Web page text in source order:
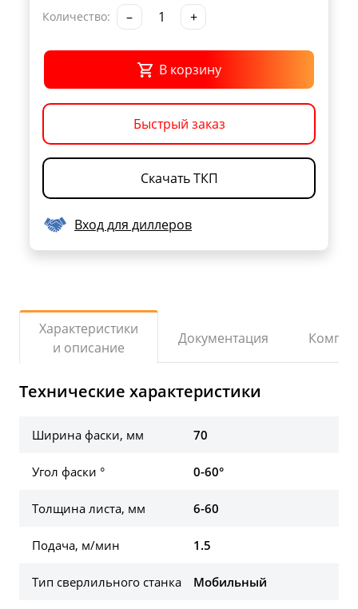
Количество: – +
В корзину
Быстрый заказ
Скачать ТКП
Вход для диллеров
Характеристики
и описание
Документация
Технические характеристики
Ширина фаски, мм 70
Угол фаски ° 0-60°
Толщина листа, мм 6-60
Подача, м/мин 1.5
Тип сверлильного станка Мобильный